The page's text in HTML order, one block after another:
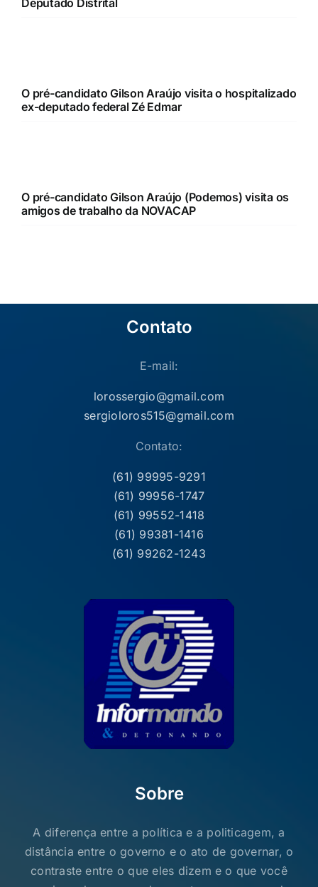
O pré-candidato Gilson Araújo (Podemos) visita os
Contato
E-mail:
lorossergio@gmail.com
Contato:
(61) 99995-9291
(61) 99956-1747
(61) 99552-1418
(61) 99381-1416
(61) 99262-1243